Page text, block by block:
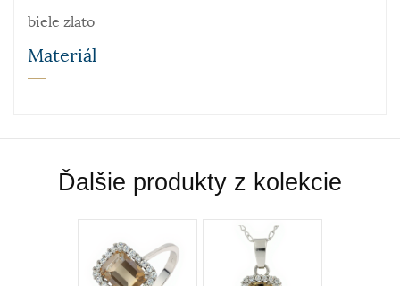
biele zlato
Materiál
zlato je príliš mäkké a šperky z neho zhotovené by
sa nehodili pre praktické použitie. Prímesi paládia
tak v súčasnosti dosť moderné biele zlato. Obsah
zlata v klenotníckych zliatinách alebo rýdzosť sa
vyjadruje v karátoch. V súčasnej dobe poznáme
Ďalšie produkty z kolekcie